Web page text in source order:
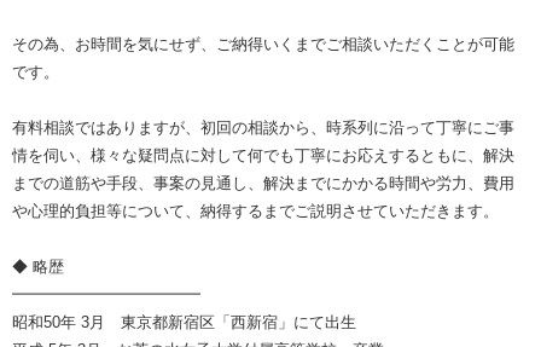
その為、お時間を気にせず、ご納得いくまでご相談いただくことが可能
です。
有料相談ではありますが、初回の相談から、時系列に沿って丁寧にご事
情を伺い、様々な疑問点に対して何でも丁寧にお応えするともに、解決
までの道筋や手段、事案の見通し、解決までにかかる時間や労力、費用
や心理的負担等について、納得するまでご説明させていただきます。
◆ 略歴
━━━━━━━━━━━━
昭和50年 3月 東京都新宿区「西新宿」にて出生